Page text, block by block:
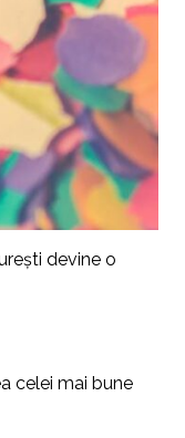
devine o
celei mai bune